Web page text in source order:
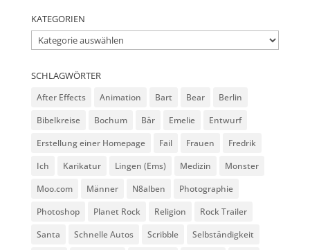
KATEGORIEN
Kategorien
SCHLAGWÖRTER
After Effects Animation Bart Bear
Berlin
Bibelkreise
Bochum Bär Emelie
Entwurf
Erstellung einer Homepage
Fail Frauen
Fredrik
Ich
Karikatur Lingen (Ems) Medizin
Monster
Moo.com
Männer N8alben
Photographie
Photoshop
Planet Rock Religion
Rock Trailer
Santa
Schnelle Autos Scribble
Selbständigkeit